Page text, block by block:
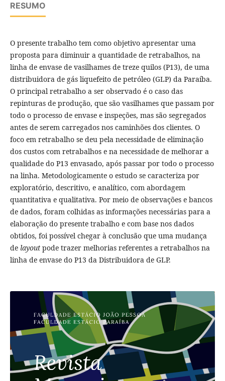
RESUMO
O presente trabalho tem como objetivo apresentar uma
proposta para diminuir a quantidade de retrabalhos, na
linha de envase de vasilhames de treze quilos (P13), de uma
distribuidora de gás liquefeito de petróleo (GLP) da Paraíba.
O principal retrabalho a ser observado é o caso das
repinturas de produção, que são vasilhames que passam por
todo o processo de envase e inspeções, mas são segregados
antes de serem carregados nos caminhões dos clientes. O
foco em retrabalho se deu pela necessidade de eliminação
dos custos com retrabalhos e na necessidade de melhorar a
qualidade do P13 envasado, após passar por todo o processo
na linha. Metodologicamente o estudo se caracteriza por
exploratório, descritivo, e analítico, com abordagem
quantitativa e qualitativa. Por meio de observações e bancos
de dados, foram colhidas as informações necessárias para a
elaboração do presente trabalho e com base nos dados
obtidos, foi possível chegar à conclusão que uma mudança
de layoutpode trazer melhorias referentes a retrabalhos na
linha de envase do P13 da Distribuidora de GLP.